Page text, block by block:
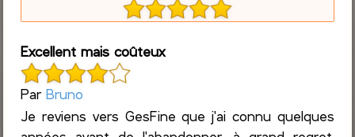
Excellent mais coûteux
ParBruno
Je reviens vers GesFine que j'ai connu quelques